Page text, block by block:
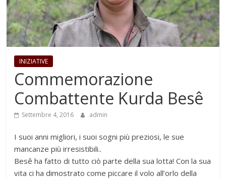
INIZIATIVE
Commemorazione
Combattente Kurda Besê
Settembre 4, 2016 admin
I suoi anni migliori, i suoi sogni più preziosi, le sue
mancanze più irresistibili..
Besê ha fatto di tutto ciò parte della sua lotta! Con la sua
vita ci ha dimostrato come piccare il volo all’orlo della